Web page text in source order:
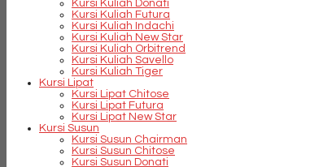
Kursi Kuliah Donati
Kursi Kuliah Futura
Kursi Kuliah Indachi
Kursi Kuliah New Star
Kursi Kuliah Orbitrend
Kursi Kuliah Savello
Kursi Kuliah Tiger
Kursi Lipat
Kursi Lipat Chitose
Kursi Lipat Futura
Kursi Lipat New Star
Kursi Susun
Kursi Susun Chairman
Kursi Susun Chitose
Kursi Susun Donati